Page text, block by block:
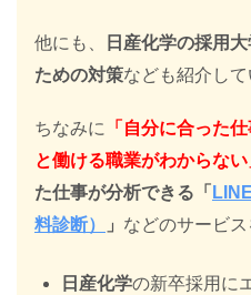
他にも、 日産化学の採用
ための対策なども紹介して
ちなみに
「自分に合った
と働ける職業がわからない
た仕事が分析できる「
料診断）
」 などのサービス
日産化学の新卒採用に